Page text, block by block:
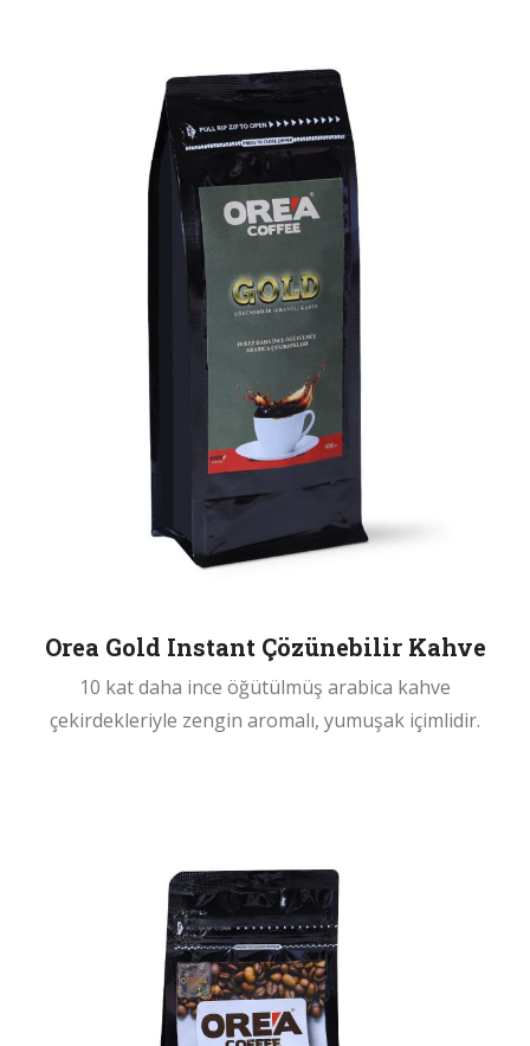
Orea Gold Instant Çözünebilir Kahve
10 kat daha ince öğütülmüş arabica kahve
çekirdekleriyle zengin aromalı, yumuşak içimlidir.